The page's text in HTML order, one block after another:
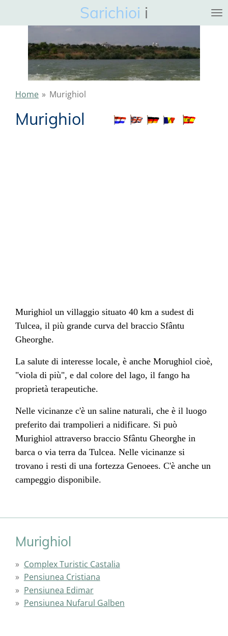
hoofdinhoud
Sarichioi i
Home » Murighiol
Murighiol
Murighiol un villaggio situato 40 km a sudest di
Tulcea, il più grande curva del braccio Sfântu
Gheorghe.
La salute di interesse locale, è anche Morughiol cioè,
"viola di più", e dal colore del lago, il fango ha
proprietà terapeutiche.
Nelle vicinanze c'è un saline naturali, che è il luogo
preferito dai trampolieri a nidificare. Si può
Murighiol attraverso braccio Sfântu Gheorghe in
barca o via terra da Tulcea. Nelle vicinanze si
trovano i resti di una fortezza Genoees. C'è anche un
campeggio disponibile.
Murighiol
Complex Turistic Castalia
Pensiunea Cristiana
Pensiunea Edimar
Pensiunea Nufarul Galben